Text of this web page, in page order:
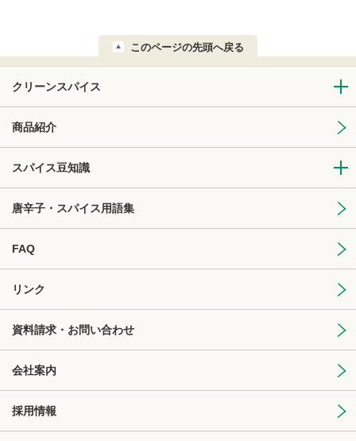
このページの先頭へ戻る
クリーンスパイス
商品紹介
スパイス豆知識
唐辛子・スパイス用語集
FAQ
リンク
資料請求・お問い合わせ
会社案内
採用情報